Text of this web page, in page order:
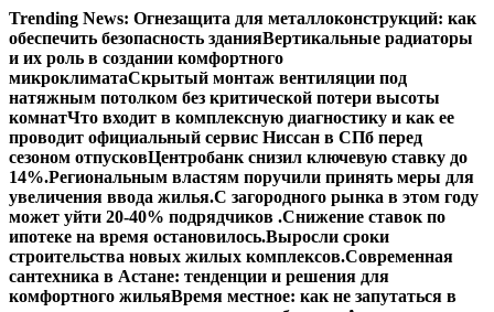
Перейти
к
содержимому
Trending News: Огнезащита для металлоконструкций: как
обеспечить безопасность зданияВертикальные радиаторы
и их роль в создании комфортного
микроклиматаСкрытый монтаж вентиляции под
натяжным потолком без критической потери высоты
комнатЧто входит в комплексную диагностику и как ее
проводит официальный сервис Ниссан в СПб перед
сезоном отпусковЦентробанк снизил ключевую ставку до
14%.Региональным властям поручили принять меры для
увеличения ввода жилья.С загородного рынка в этом году
может уйти 20-40% подрядчиков .Снижение ставок по
ипотеке на время остановилось.Выросли сроки
строительства новых жилых комплексов.Современная
сантехника в Астане: тенденции и решения для
комфортного жильяВремя местное: как не запутаться в